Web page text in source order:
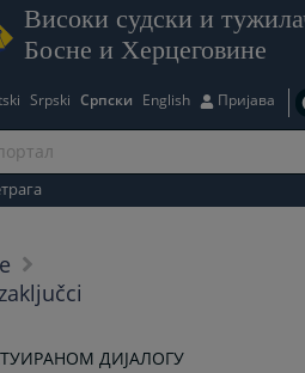
Високи судски и
Босне и Херцеговине
Srpski Српски English Пријава
ДИЈАЛОГУ